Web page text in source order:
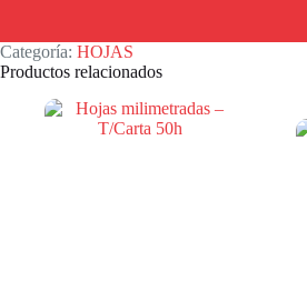
Categoría: HOJAS
Productos relacionados